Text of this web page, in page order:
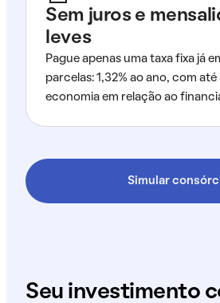
Sem juros e
leves
Pague apenas uma taxa fixa já
parcelas: 1,32% ao ano, com até
economia em relação ao
Simular
Seu investimento